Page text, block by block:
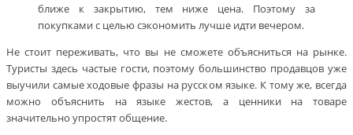
ближе к закрытию, тем ниже цена. Поэтому за
покупками с целью сэкономить лучше идти вечером.
Не стоит переживать, что вы не сможете объясниться на рынке.
Туристы здесь частые гости, поэтому большинство продавцов уже
выучили самые ходовые фразы на русском языке. К тому же, всегда
можно объяснить на языке жестов, а ценники на товаре
значительно упростят общение.